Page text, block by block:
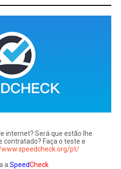
internet? Será que estão lhe
Faça o teste e
pt/
a SpeedCheck